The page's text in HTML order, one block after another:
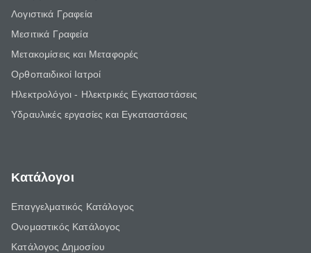
Λογιστικά Γραφεία
Μεσιτικά Γραφεία
Μετακομίσεις και Μεταφορές
Ορθοπαιδικοί Ιατροί
Ηλεκτρολόγοι - Ηλεκτρικές Εγκαταστάσεις
Υδραυλικές εργασίες και Εγκαταστάσεις
Κατάλογοι
Επαγγελματικός Κατάλογος
Ονομαστικός Κατάλογος
Κατάλογος Δημοσίου